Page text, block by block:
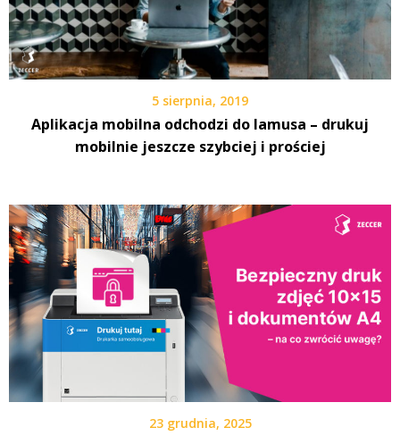
5 sierpnia, 2019
Aplikacja mobilna odchodzi do lamusa – drukuj
mobilnie jeszcze szybciej i prościej
23 grudnia, 2025